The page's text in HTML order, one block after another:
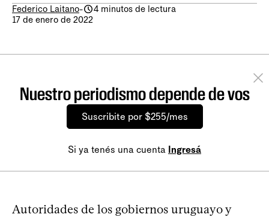
Federico Laitano-
4 minutos de lectura
17 de enero de 2022
Nuestro periodismo depende de vos
Suscribite por $255/mes
Si ya tenés una cuenta Ingresá
Autoridades de los gobiernos uruguayo y